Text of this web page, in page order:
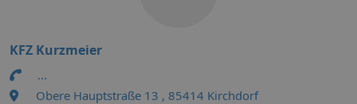
KFZ Kurzmeier
...
Obere Hauptstraße 13 , 85414 Kirchdorf